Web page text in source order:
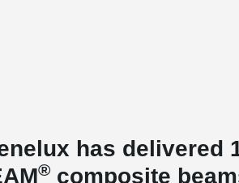
has delivered
® composite